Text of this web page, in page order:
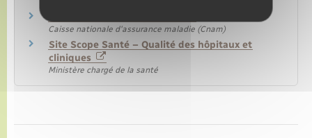
Caisse nationale d'assurance maladie (Cnam)
Site Scope Santé – Qualité des hôpitaux et
cliniques
Ministère chargé de la santé